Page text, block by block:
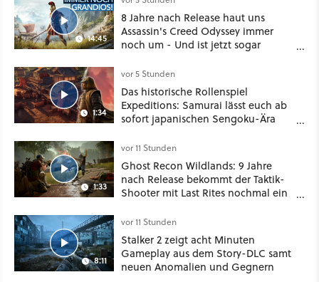
14:45
8 Jahre nach Release haut uns
Assassin's Creed Odyssey immer
noch um - Und ist jetzt sogar
1:34
vor 5 Stunden
Das historische Rollenspiel
Expeditions: Samurai lässt euch ab
sofort japanischen Sengoku-Ära
oder Diplomatie
1:33
vor 11 Stunden
Ghost Recon Wildlands: 9 Jahre
nach Release bekommt der Taktik-
Shooter mit Last Rites nochmal ein
8:11
vor 11 Stunden
Stalker 2 zeigt acht Minuten
Gameplay aus dem Story-DLC samt
neuen Anomalien und Gegnern